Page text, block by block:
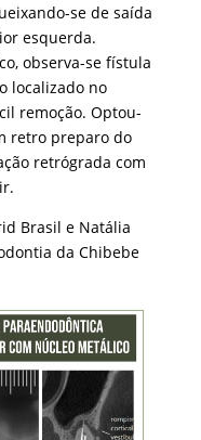
se de saída
esquerda.
observa-se fístula
localizado no
remoção. Optou-
retro preparo do
retrógrada com
Brasil e Natália
da Chibebe